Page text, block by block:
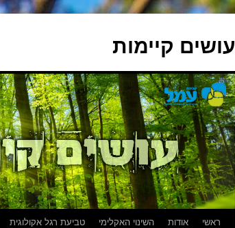
עושים קיימות
ראשי אודות השינוי האקלימי טביעת רגל אקולוגית